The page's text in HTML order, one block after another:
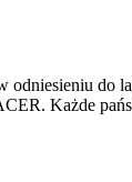
odniesieniu do
Każde